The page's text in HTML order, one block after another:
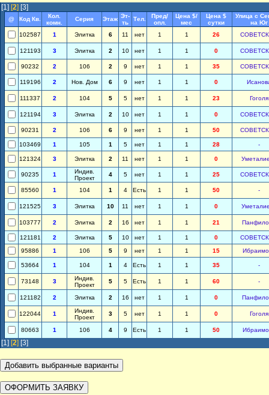
[1] [2] [3]
@ Код Кв.
Кол.
комн.
Серия Этаж Эт-
ть
Тел.
Пред/
опл.
Цена $/
мес
Цена $
сутки
Улица с
на Юг
102587
1 Элитка 6 11 нет 1 1 26
121193 3 Элитка 2 10 нет 1 1 0
90232 2 106 2 9 нет 1 1 35
119196 2 Нов. Дом 6 9 нет 1 1 0
111337 2 104 5 5 нет 1 1 23 Гоголя
121194 3 Элитка 2 10 нет 1 1 0
90231 2 106 6 9 нет 1 1 50
103469 1 105 1 5 нет 1 1 28 -
121324 3 Элитка 2 11 нет 1 1 0
90235 1
Индив.
Проект
4 5 нет 1 1 25
85560 1 104 1 4 Есть 1 1 50 -
121525 3 Элитка 10 11 нет 1 1 0
103777 2 Элитка 2 16 нет 1 1 21
121181 2 Элитка 5 10 нет 1 1 0
95886
1 106 5 9 нет 1 1 15
53664 1 104 1 4 Есть 1 1 35 -
73148 3
Индив.
Проект
5 5 Есть 1 1 60 -
121182 2 Элитка 2 16 нет 1 1 0
122044 1
Индив.
Проект
3 5 нет 1 1 0 Гоголя
80663 1 106 4 9 Есть 1 1 50
[1] [2] [3]